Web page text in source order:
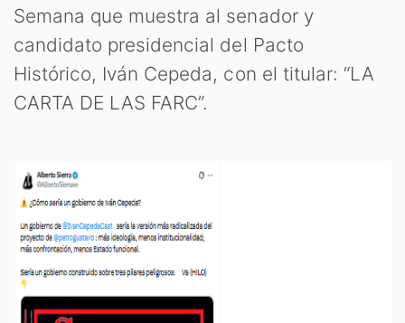
Semana que muestra al senador y
candidato presidencial del Pacto
Histórico, Iván Cepeda, con el titular: “LA
CARTA DE LAS FARC”.